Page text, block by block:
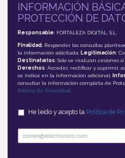
INFORMACIÓN
PROTECCIÓN DE
Responsable: FORTALEZA DIGITAL, S.L.
Finalidad: Responder las consultas
la información solicitada; Legitimación:
Destinatarios: Solo se realizan cesiones
Derechos: Acceder, rectificar y suprimir,
se indica en la información adicional;
consultar la información completa de
Política de Privacidad
He leído y acepto la Política de